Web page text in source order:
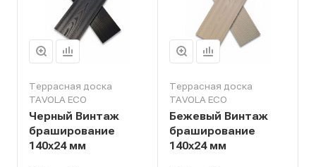
Террасная доска
TAVOLA ECO
Черный Винтаж
браширование
140х24 мм
Террасная доска
TAVOLA ECO
Бежевый Винтаж
браширование
140х24 мм